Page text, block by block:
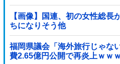
【画像】国連、初の女性総
ちになりそう他
福岡県議会「海外旅行じゃな
費2.65億円公開で再炎上ｗｗｗ